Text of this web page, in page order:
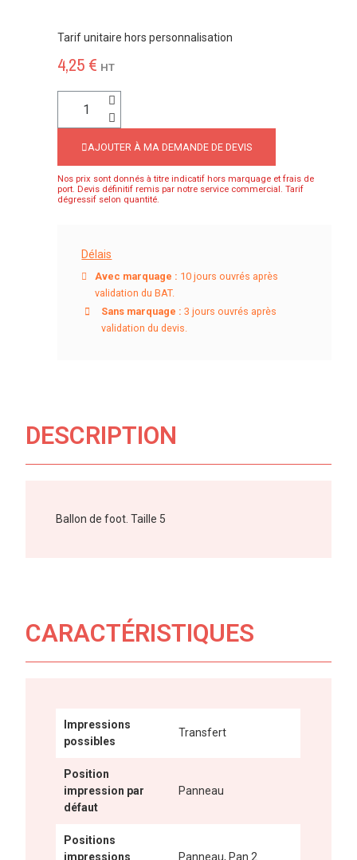
Tarif unitaire hors personnalisation
4,25 € HT
AJOUTER À MA DEMANDE DE DEVIS
Nos prix sont donnés à titre indicatif hors marquage et frais de
port. Devis définitif remis par notre service commercial. Tarif
dégressif selon quantité.
Délais
Avec marquage : 10 jours ouvrés après
validation du BAT.
Sans marquage : 3 jours ouvrés après
validation du devis.
DESCRIPTION
Ballon de foot. Taille 5
CARACTÉRISTIQUES
Impressions
possibles
Transfert
Position
impression par
défaut
Panneau
Positions
impressions
Panneau, Pan 2